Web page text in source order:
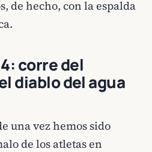
de hecho, con la espalda
corre del
diablo del agua
una vez hemos sido
de los atletas en